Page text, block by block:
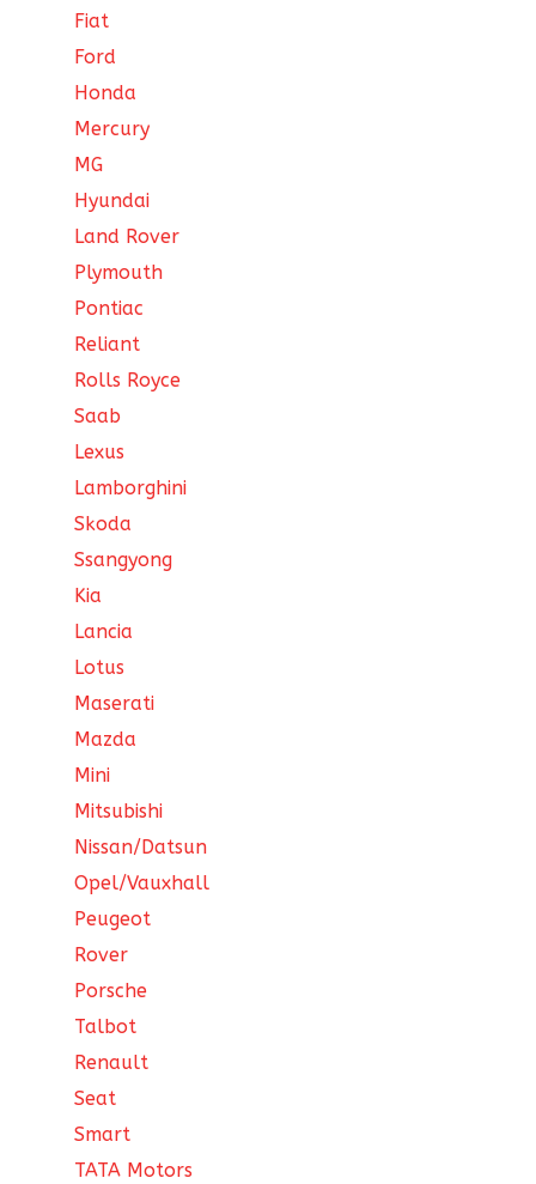
Fiat
Ford
Honda
Mercury
MG
Hyundai
Land Rover
Plymouth
Pontiac
Reliant
Rolls Royce
Saab
Lexus
Lamborghini
Skoda
Ssangyong
Kia
Lancia
Lotus
Maserati
Mazda
Mini
Mitsubishi
Nissan/Datsun
Opel/Vauxhall
Peugeot
Rover
Porsche
Talbot
Renault
Seat
Smart
TATA Motors